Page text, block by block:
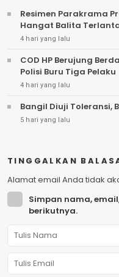
Resimen Parakrama
Hangat Balita
4 hari yang lalu
COD HP Berujung
Polisi Buru Tiga Pelaku
4 hari yang lalu
Bangil Diuji Toleransi,
5 hari yang lalu
TINGGALKAN
Alamat email Anda tidak
Simpan nama,
berikutnya.